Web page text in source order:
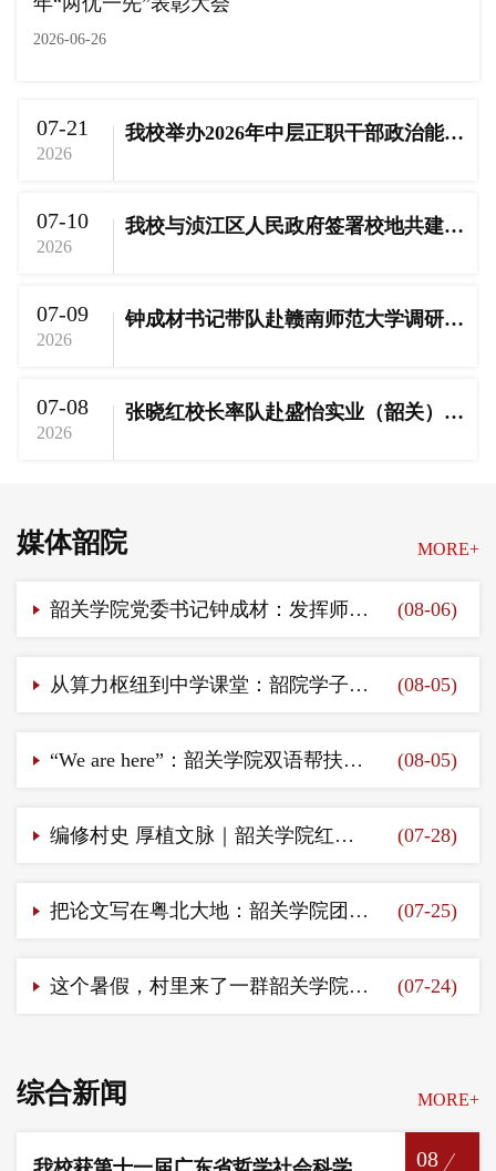
2026-06-26
07-21
2026
我校举办2026年中层正职干部政治能力和履职能力提升培训班
07-10
2026
我校与浈江区人民政府签署校地共建协议
07-09
2026
钟成材书记带队赴赣南师范大学调研交流
07-08
2026
张晓红校长率队赴盛怡实业（韶关）有限公司调研交流
媒体韶院 MORE+
(08-06)
韶关学院党委书记钟成材：发挥师范教育特色优势，赋能基础教育提质创优｜《广东教育》2026年第8期卷首语（2026年8月6日）
(08-05)
从算力枢纽到中学课堂：韶院学子借“东数西算”东风点亮青少年科技梦（2026年8月5日）
(08-05)
“We are here”：韶关学院双语帮扶点亮乡村童年（2026年8月5日）
(07-28)
编修村史 厚植文脉｜韶关学院红色南雄村史编修队开展村史编撰调研（2026年7月28日）
(07-25)
把论文写在粤北大地：韶关学院团队破解福寿螺防控难题（2026年7月25日）
(07-24)
这个暑假，村里来了一群韶关学院学生（2026年7月23日）
综合新闻 MORE+
08